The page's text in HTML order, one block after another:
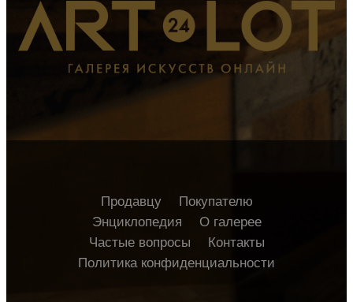
Продавцу
Покупателю
Энциклопедия
О галерее
Частые вопросы
Контакты
Политика конфиденциальности